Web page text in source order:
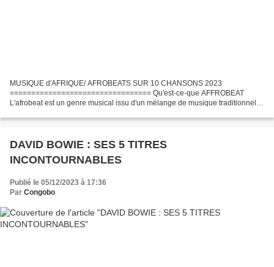
MUSIQUE d'AFRIQUE/ AFROBEATS SUR 10 CHANSONS 2023
================================= Qu'est-ce-que AFFROBEAT
L'afrobeat est un genre musical issu d'un mélange de musique traditionnelle
DAVID BOWIE : SES 5 TITRES
INCONTOURNABLES
Publié le 05/12/2023 à 17:36
Par Congobo